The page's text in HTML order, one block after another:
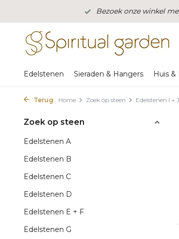
Bezoek onze winkel
Edelstenen Sieraden & Hangers Huis
Terug Home Zoek op steen Edelstenen I +
Zoek op steen
Edelstenen A
Edelstenen B
Edelstenen C
Edelstenen D
Edelstenen E + F
Edelstenen G